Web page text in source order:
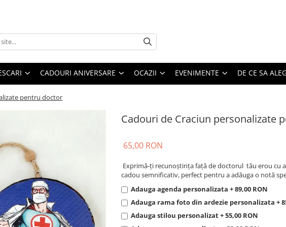
CADOURI ANIVERSARE OCAZII EVENIMENTE DE CE SA
pentru doctor
Cadouri de Craciun personalizate
65,00 RON
Exprimă-ți recunoștința față de doctorul tău erou cu
cadou semnificativ, perfect pentru a adăuga o notă
Adauga agenda personalizata + 89,00 RON
Adauga rama foto din ardezie personalizata +
Adauga stilou personalizat + 55,00 RON